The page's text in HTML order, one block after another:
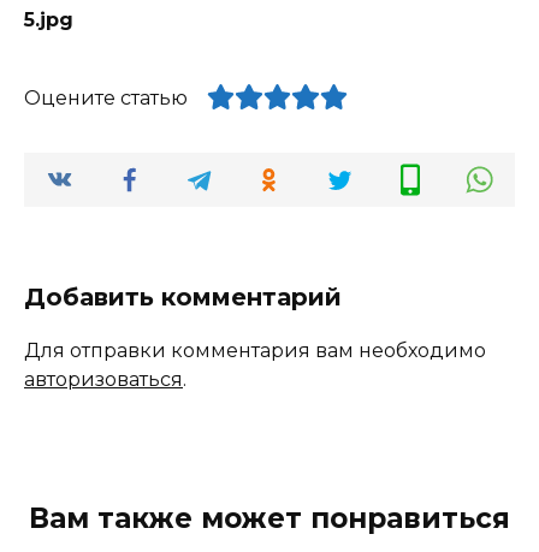
Оцените статью
Добавить комментарий
Для отправки комментария вам необходимо
авторизоваться.
Вам также может понравиться